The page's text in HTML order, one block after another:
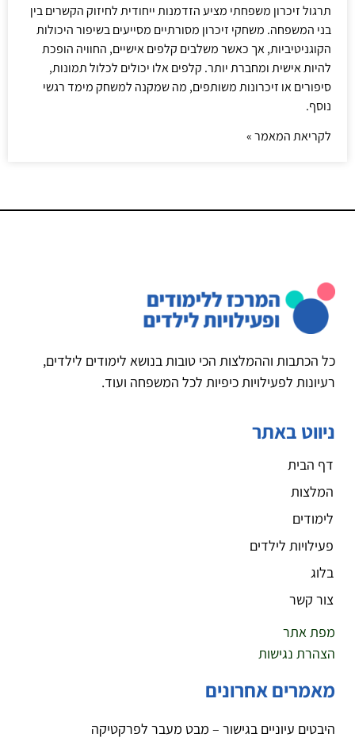
תרגול זיכרון משפחתי מציע הזדמנות ייחודית לחיזוק הקשרים בין
בני המשפחה. משחקי זיכרון מסורתיים מסייעים בשיפור היכולות
הקוגניטיביות, אך כאשר משלבים קלפים אישיים, החוויה הופכת
להיות אישית ומחברת יותר. קלפים אלו יכולים לכלול תמונות,
סיפורים או זיכרונות משותפים, מה שמקנה למשחק מימד רגשי
נוסף.
לקריאת המאמר »
כל הכתבות וההמלצות הכי טובות בנושא לימודים לילדים,
רעיונות לפעילויות כיפיות לכל המשפחה ועוד.
ניווט באתר
דף הבית
המלצות
לימודים
פעילויות לילדים
בלוג
צור קשר
מפת אתר
הצהרת נגישות
מאמרים אחרונים
היבטים עיוניים בגישור – מבט מעבר לפרקטיקה